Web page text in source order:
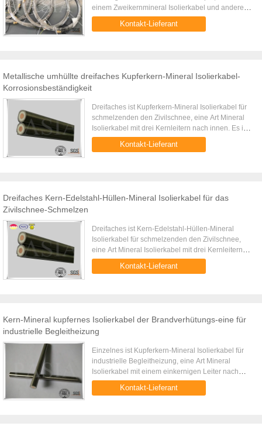
einem Zweikernmineral Isolierkabel und anderen
Unterstützungsteilen verfasst wird. Das
Heizelement des Mineral ...
Kontakt-Lieferant
Metallische umhüllte dreifaches Kupferkern-Mineral Isolierkabel-
Korrosionsbeständigkeit
Dreifaches ist Kupferkern-Mineral Isolierkabel für
schmelzenden den Zivilschnee, eine Art Mineral
Isolierkabel mit drei Kernleitern nach innen. Es ist
auf Zivilprojekten wie Flughafen, extreme kalte
Bereiche f...
Kontakt-Lieferant
Dreifaches Kern-Edelstahl-Hüllen-Mineral Isolierkabel für das
Zivilschnee-Schmelzen
Dreifaches ist Kern-Edelstahl-Hüllen-Mineral
Isolierkabel für schmelzenden den Zivilschnee,
eine Art Mineral Isolierkabel mit drei Kernleitern
nach innen. Es ist auf Zivilprojekten wie Flughafen
oder extremen ...
Kontakt-Lieferant
Kern-Mineral kupfernes Isolierkabel der Brandverhütungs-eine für
industrielle Begleitheizung
Einzelnes ist Kupferkern-Mineral Isolierkabel für
industrielle Begleitheizung, eine Art Mineral
Isolierkabel mit einem einkernigen Leiter nach
innen. Es ist auf industrieller Begleitheizung weit
verbreitet, die ...
Kontakt-Lieferant